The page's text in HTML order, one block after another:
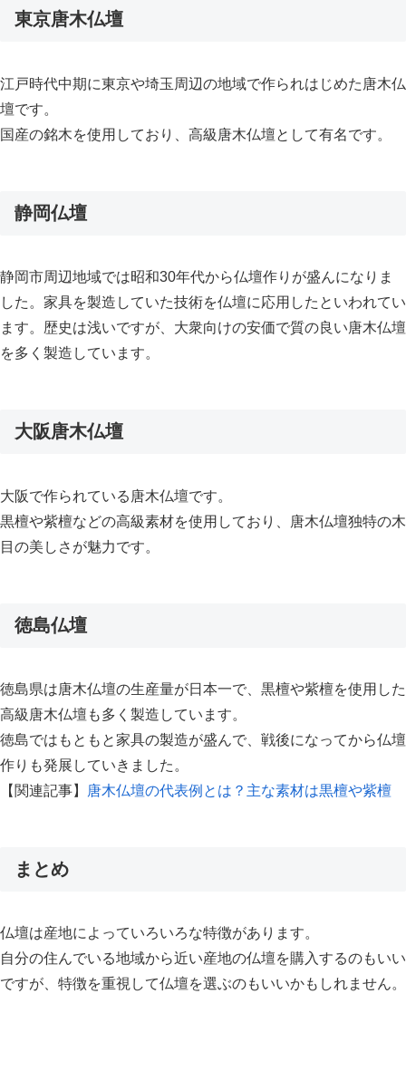
東京唐木仏壇
江戸時代中期に東京や埼玉周辺の地域で作られはじめた唐木仏
壇です。
国産の銘木を使用しており、高級唐木仏壇として有名です。
静岡仏壇
静岡市周辺地域では昭和30年代から仏壇作りが盛んになりま
した。家具を製造していた技術を仏壇に応用したといわれてい
ます。歴史は浅いですが、大衆向けの安価で質の良い唐木仏壇
を多く製造しています。
大阪唐木仏壇
大阪で作られている唐木仏壇です。
黒檀や紫檀などの高級素材を使用しており、唐木仏壇独特の木
目の美しさが魅力です。
徳島仏壇
徳島県は唐木仏壇の生産量が日本一で、黒檀や紫檀を使用した
高級唐木仏壇も多く製造しています。
徳島ではもともと家具の製造が盛んで、戦後になってから仏壇
作りも発展していきました。
【関連記事】
唐木仏壇の代表例とは？主な素材は黒檀や紫檀
まとめ
仏壇は産地によっていろいろな特徴があります。
自分の住んでいる地域から近い産地の仏壇を購入するのもいい
ですが、特徴を重視して仏壇を選ぶのもいいかもしれません。